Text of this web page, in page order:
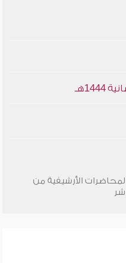
الأرشيفية من